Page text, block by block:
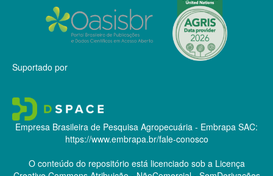
Suportado por
Empresa Brasileira de Pesquisa Agropecuária - Embrapa SAC:
https://www.embrapa.br/fale-conosco
O conteúdo do repositório está licenciado sob a Licença